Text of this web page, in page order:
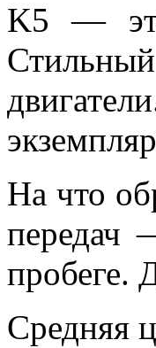
K5 —
На что
передач
пробеге.
Средняя